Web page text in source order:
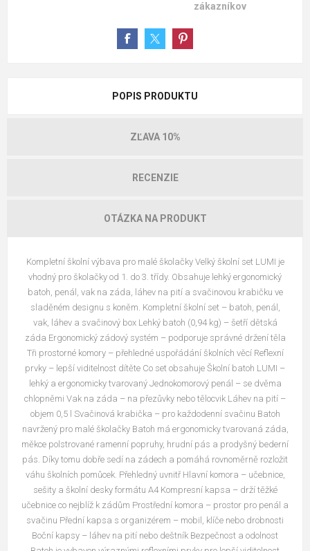
zákazníkov
POPIS PRODUKTU
ZĽAVA 10%
RECENZIE
OTÁZKA NA PRODUKT
Kompletní školní výbava pro malé školačky Velký školní set LUMI je
vhodný pro školačky od 1. do 3. třídy. Obsahuje lehký ergonomický
batoh, penál, vak na záda, láhev na pití a svačinovou krabičku ve
sladěném designu s koněm. Kompletní školní set – batoh, penál,
vak, láhev a svačinový box Lehký batoh (0,94 kg) – šetří dětská
záda Ergonomický zádový systém – podporuje správné držení těla
Tři prostorné komory – přehledné uspořádání školních věcí Reflexní
prvky – lepší viditelnost dítěte Co set obsahuje Školní batoh LUMI –
lehký a ergonomicky tvarovaný Jednokomorový penál – se dvěma
chlopněmi Vak na záda – na přezůvky nebo tělocvik Láhev na pití –
objem 0,5 l Svačinová krabička – pro každodenní svačinu Batoh
navržený pro malé školačky Batoh má ergonomicky tvarovaná záda,
měkce polstrované ramenní popruhy, hrudní pás a prodyšný bederní
pás. Díky tomu dobře sedí na zádech a pomáhá rovnoměrně rozložit
váhu školních pomůcek. Přehledný uvnitř Hlavní komora – učebnice,
sešity a školní desky formátu A4 Kompresní kapsa – drží těžké
učebnice co nejblíž k zádům Prostřední komora – prostor pro penál a
svačinu Přední kapsa s organizérem – mobil, klíče nebo drobnosti
Boční kapsy – láhev na pití nebo deštník Bezpečnost a odolnost